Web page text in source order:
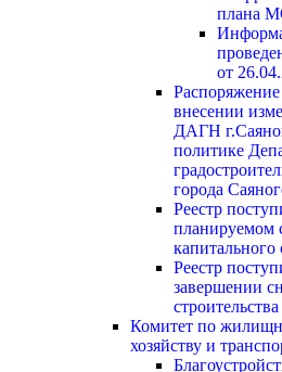
плана
от
внесении
ДАГН
политике
города
Реестр
планируемом
капитального
Реестр
завершении
строительства
Комитет по
хозяйству и